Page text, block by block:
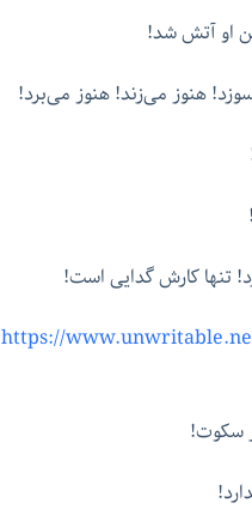
او آتش شد!
هنوز می‌زند! هنوز می‌برد!
تنها کارش گدایی است!
https://
سکوت!